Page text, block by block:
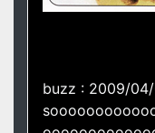
buzz : 2009/04/